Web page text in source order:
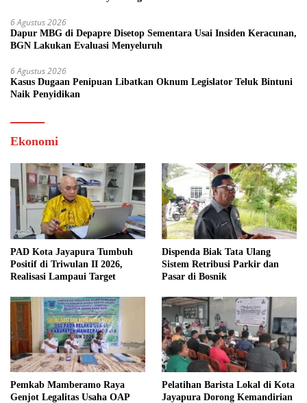
6 Agustus 2026
Dapur MBG di Depapre Disetop Sementara Usai Insiden Keracunan,
BGN Lakukan Evaluasi Menyeluruh
6 Agustus 2026
Kasus Dugaan Penipuan Libatkan Oknum Legislator Teluk Bintuni
Naik Penyidikan
Ekonomi
PAD Kota Jayapura Tumbuh
Positif di Triwulan II 2026,
Realisasi Lampaui Target
Dispenda Biak Tata Ulang
Sistem Retribusi Parkir dan
Pasar di Bosnik
Pemkab Mamberamo Raya
Genjot Legalitas Usaha OAP
Pelatihan Barista Lokal di Kota
Jayapura Dorong Kemandirian